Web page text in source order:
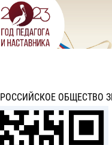
РОССИЙСКОЕ ОБЩЕСТВО